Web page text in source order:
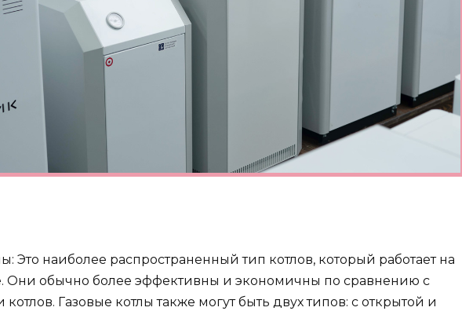
Это наиболее распространенный тип котлов, который работает на
Они обычно более эффективны и экономичны по сравнению с
Газовые котлы также могут быть двух типов: с открытой и